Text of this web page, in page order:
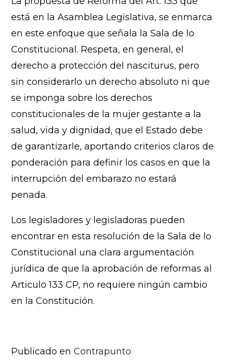
está en la Asamblea Legislativa, se enmarca
en este enfoque que señala la Sala de lo
Constitucional. Respeta, en general, el
derecho a protección del nasciturus, pero
sin considerarlo un derecho absoluto ni que
se imponga sobre los derechos
constitucionales de la mujer gestante a la
salud, vida y dignidad, que el Estado debe
de garantizarle, aportando criterios claros de
ponderación para definir los casos en que la
interrupción del embarazo no estará
penada.
Los legisladores y legisladoras pueden
encontrar en esta resolución de la Sala de lo
Constitucional una clara argumentación
jurídica de que la aprobación de reformas al
Articulo 133 CP, no requiere ningún cambio
en la Constitución.
Publicado enContrapunto